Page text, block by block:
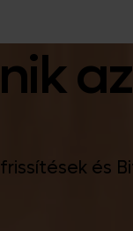
és